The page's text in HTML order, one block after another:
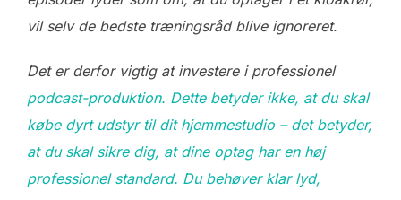
vil selv de bedste træningsråd blive ignoreret.
Det er derfor vigtig at investere i professionel
podcast-produktion. Dette betyder ikke, at du skal
købe dyrt udstyr til dit hjemmestudio – det betyder,
at du skal sikre dig, at dine optag har en høj
professionel standard. Du behøver klar lyd,